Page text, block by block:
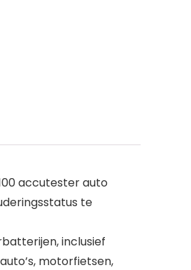
accutester auto
te
inclusief
motorfietsen,